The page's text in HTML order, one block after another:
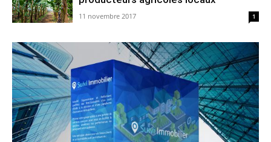
11 novembre 2017 1